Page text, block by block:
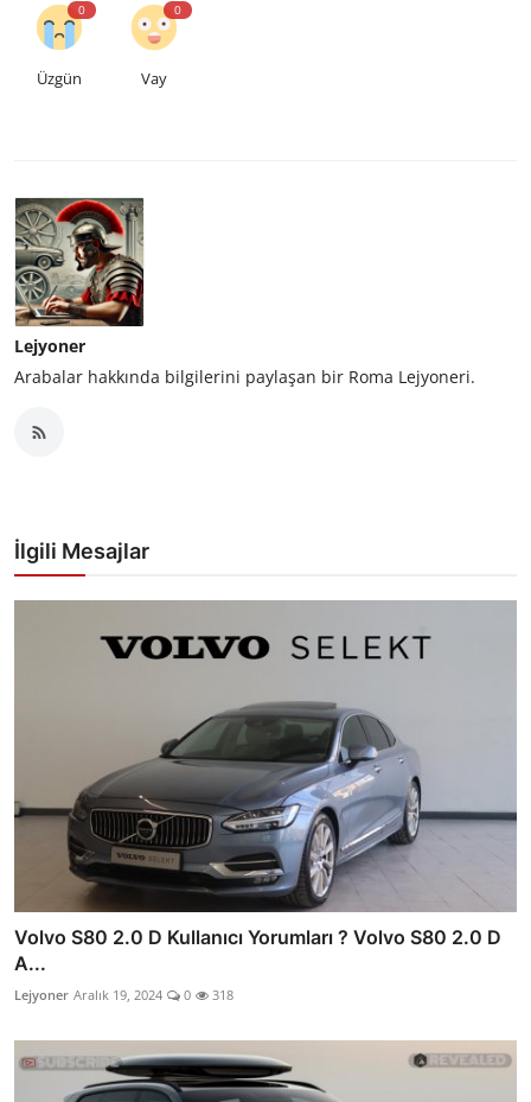
0
Üzgün
0
Vay
Lejyoner
Arabalar hakkında bilgilerini paylaşan bir Roma Lejyoneri.
İlgili Mesajlar
Volvo S80 2.0 D Kullanıcı Yorumları ? Volvo S80 2.0 D
A...
Lejyoner Aralık 19, 2024 0 318